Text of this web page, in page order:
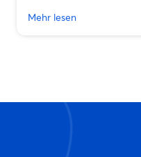
Mehr lesen